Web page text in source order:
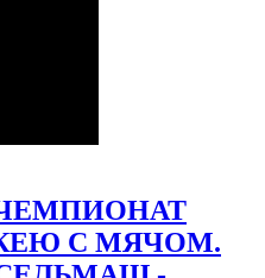
ЧЕМПИОНАТ
С МЯЧОМ.